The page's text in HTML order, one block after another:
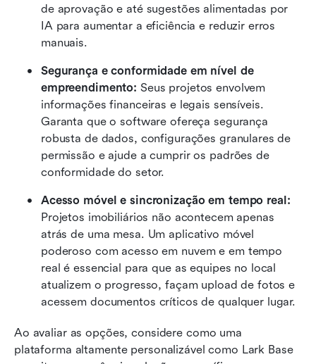
de aprovação e até sugestões alimentadas por
IA para aumentar a eficiência e reduzir erros
manuais.
Segurança e conformidade em nível de
empreendimento: Seus projetos envolvem
informações financeiras e legais sensíveis.
Garanta que o software ofereça segurança
robusta de dados, configurações granulares de
permissão e ajude a cumprir os padrões de
conformidade do setor.
Acesso móvel e sincronização em tempo real:
Projetos imobiliários não acontecem apenas
atrás de uma mesa. Um aplicativo móvel
poderoso com acesso em nuvem e em tempo
real é essencial para que as equipes no local
atualizem o progresso, façam upload de fotos e
acessem documentos críticos de qualquer lugar.
Ao avaliar as opções, considere como uma
plataforma altamente personalizável como Lark Base